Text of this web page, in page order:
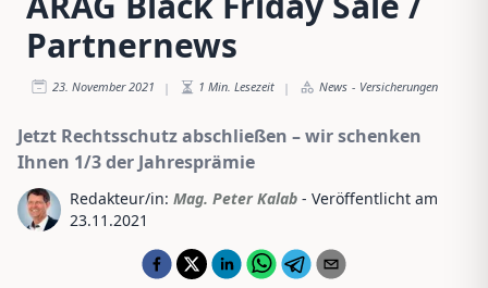
Partnernews
23. November 2021 | 1 Min. Lesezeit | News - Versicherungen
Jetzt Rechtsschutz abschließen – wir schenken
Ihnen 1/3 der Jahresprämie
Redakteur/in: Mag. Peter Kalab - Veröffentlicht am
23.11.2021